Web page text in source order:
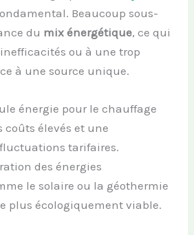
Beaucoup sous-
du mix énergétique, ce qui
ou à une trop
à une source unique.
énergie pour le chauffage
élevés et une
tarifaires.
des énergies
le solaire ou la géothermie
plus écologiquement viable.